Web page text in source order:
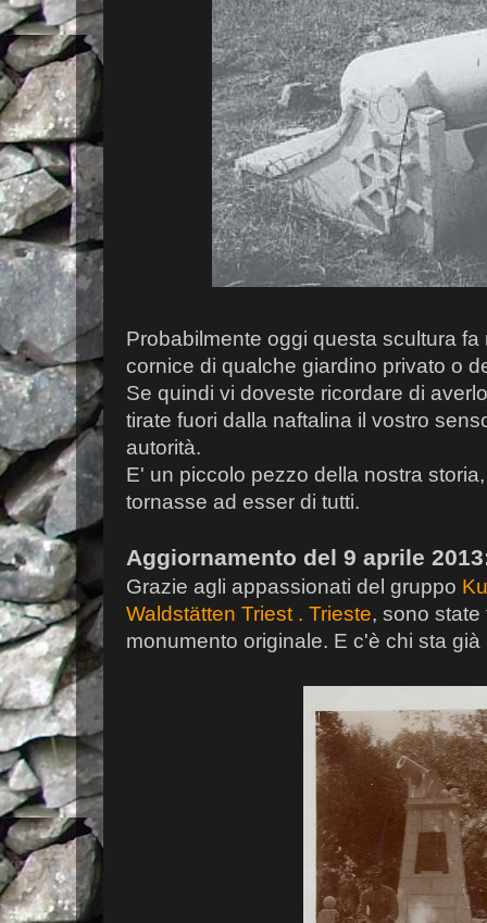
Probabilmente oggi questa scultura fa
cornice di qualche giardino privato o
Se quindi vi doveste ricordare di
tirate fuori dalla naftalina il vostro
autorità.
E' un piccolo pezzo della nostra
tornasse ad esser di tutti.
Aggiornamento del 9 aprile
Grazie agli appassionati del gruppo
Waldstätten Triest . Trieste, sono
monumento originale. E c'è chi sta